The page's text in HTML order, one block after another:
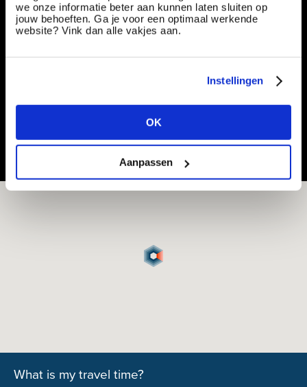
we onze informatie beter aan kunnen laten sluiten op
jouw behoeften. Ga je voor een optimaal werkende
website? Vink dan alle vakjes aan.
Instellingen
OK
Aanpassen
ontwerpen van diverse installaties | €?4.130 en
€?5.528
Vacancy number: 182315
Share or save this vacancy
What is my travel time?